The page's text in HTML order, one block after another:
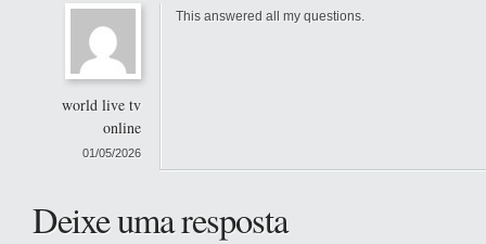
world live tv
online
01/05/2026
This answered all my questions.
Deixe uma resposta